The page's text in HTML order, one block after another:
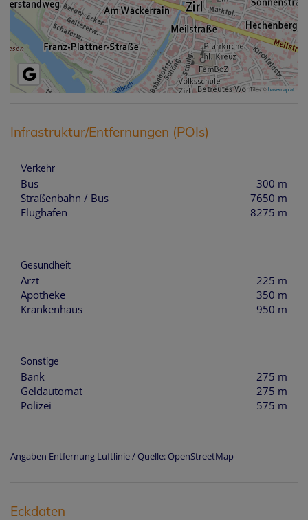
Tiles ©basemap.at
Infrastruktur/Entfernungen (POIs)
Verkehr
Bus
300 m
Straßenbahn / Bus
7650 m
Flughafen
8275 m
Gesundheit
Arzt
225 m
Apotheke
350 m
Krankenhaus
950 m
Sonstige
Bank
275 m
Geldautomat
275 m
Polizei
575 m
Angaben Entfernung Luftlinie / Quelle: OpenStreetMap
Eckdaten